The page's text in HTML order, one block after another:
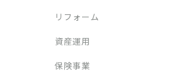
リフォーム
資産運用
保険事業